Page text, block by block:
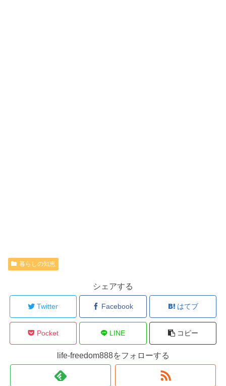
暮らしの知恵
シェアする
Twitter Facebook はてブ
Pocket LINE コピー
life-freedom888をフォローする